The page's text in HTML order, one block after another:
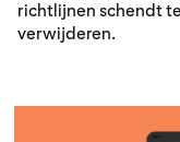
richtlijnen schendt
verwijderen.